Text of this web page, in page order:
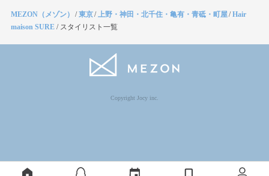
MEZON（メゾン） /東京/上野・神田・北千住・亀有・青砥・町屋/Hair
maison SURE / スタイリスト一覧
Copyright Jocy inc.